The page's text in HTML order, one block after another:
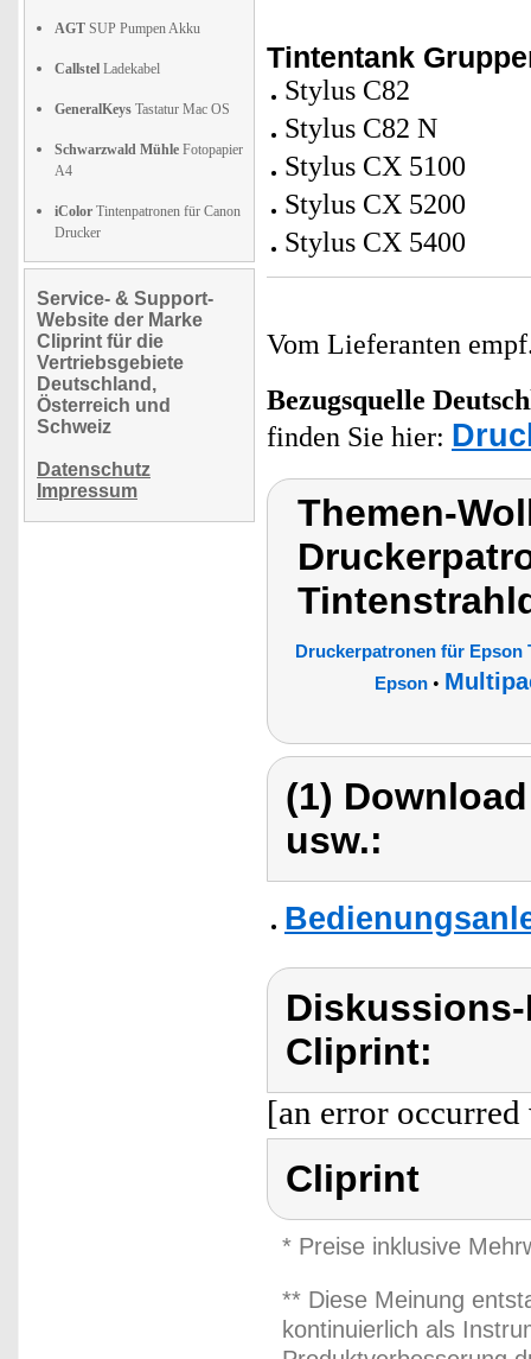
AGT SUP Pumpen Akku
Callstel Ladekabel
GeneralKeys Tastatur Mac OS
Schwarzwald Mühle Fotopapier
A4
iColor Tintenpatronen für Canon
Drucker
Service- & Support-
Website der Marke
Cliprint für die
Vertriebsgebiete
Deutschland,
Österreich und
Schweiz
Datenschutz
Impressum
Tintentank
Stylus C82
Stylus C82 N
Stylus CX 5100
Stylus CX 5200
Stylus CX 5400
Vom Lieferanten
Bezugsquelle
finden Sie hier:
Themen-
Druckerpatronen für
Epson •
(1)
usw.:
Cliprint:
[an error
Cliprint
* Preise inklusive
** Diese Meinung
kontinuierlich als